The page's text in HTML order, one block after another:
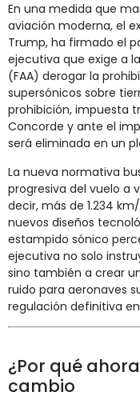
En una medida que
aviación moderna, el
Trump, ha firmado el
ejecutiva que exige a
(FAA) derogar la
supersónicos sobre
prohibición, impuesta
Concorde y ante el
será eliminada en un
La nueva normativa
progresiva del vuelo a
decir, más de 1.234
nuevos diseños
estampido sónico
ejecutiva no solo
sino también a crear
ruido para aeronaves
regulación definitiva
¿Por qué
cambio